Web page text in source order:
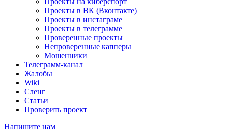
Проекты в ВК (Вконтакте)
Проекты в инстаграме
Проекты в телеграмме
Проверенные проекты
Непроверенные капперы
Мошенники
Телеграмм-канал
Жалобы
Wiki
Сленг
Статьи
Проверить проект
Напишите нам